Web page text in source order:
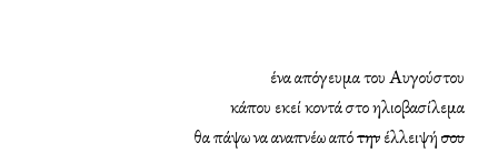
ένα απόγευμα του Αυγούστου
κάπου εκεί κοντά στο ηλιοβασίλεμα
θα πάψω να αναπνέω απότηνέλλειψήσου